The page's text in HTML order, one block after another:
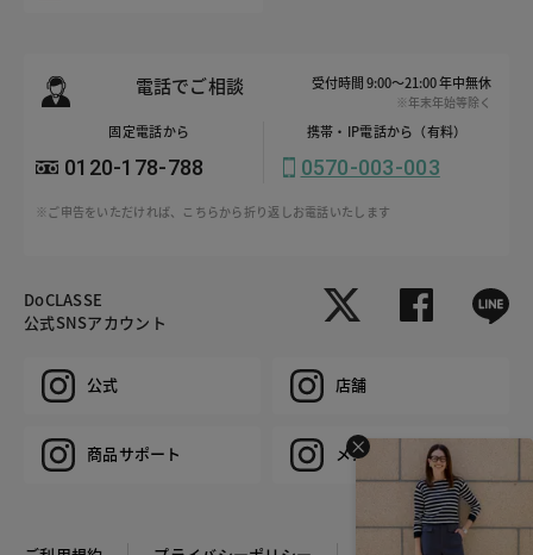
電話でご相談 受付時間 9:00～21:00 年中無休
※年末年始等除く
固定電話から
0120-178-788
携帯・IP電話から（有料）
0570-003-003
※ご申告をいただければ、こちらから折り返しお電話いたします
DoCLASSE
公式SNSアカウント
公式 店舗
商品サポート メンズ